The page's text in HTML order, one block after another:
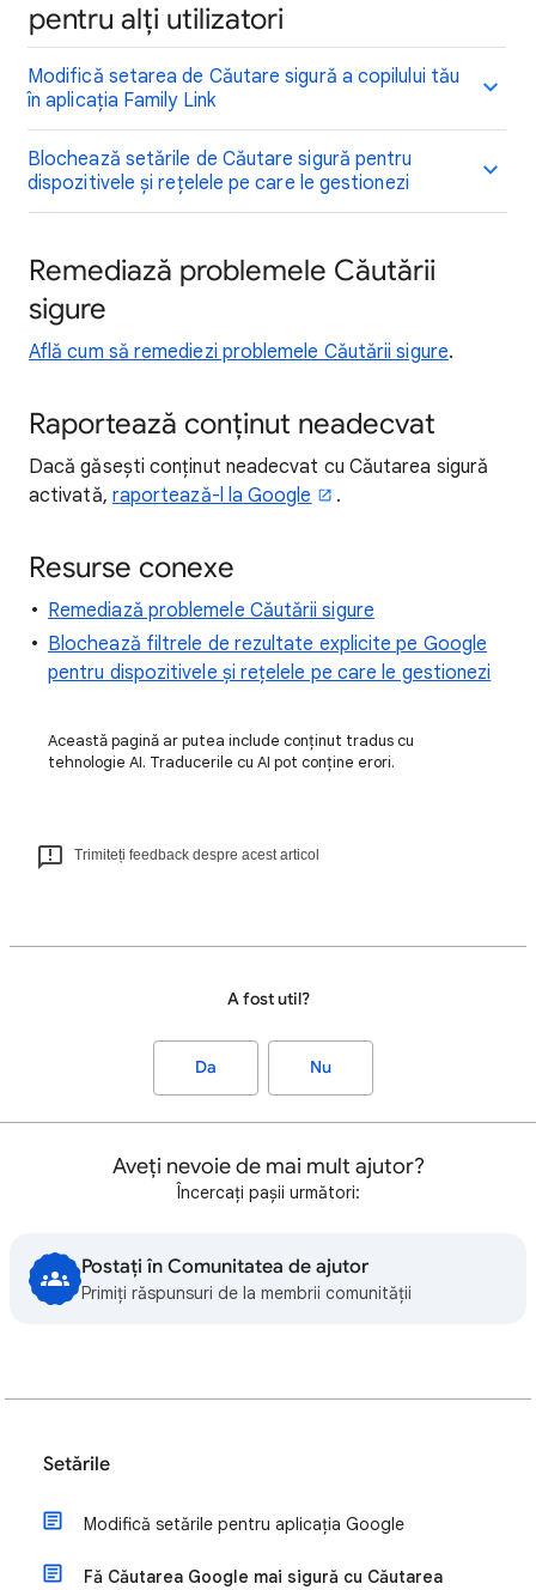
pentru alți utilizatori
Modifică setarea de Căutare sigură a copilului tău
în aplicația Family Link
Blochează setările de Căutare sigură pentru
dispozitivele și rețelele pe care le gestionezi
Remediază problemele Căutării
sigure
Află cum să remediezi problemele Căutării sigure.
Raportează conținut neadecvat
Dacă găsești conținut neadecvat cu Căutarea sigură
activată, raportează-l la Google .
Resurse conexe
Remediază problemele Căutării sigure
Blochează filtrele de rezultate explicite pe Google
pentru dispozitivele și rețelele pe care le gestionezi
Această pagină ar putea include conținut tradus cu
tehnologie AI. Traducerile cu AI pot conține erori.
Trimiteți feedback despre acest articol
A fost util?
Da Nu
Aveți nevoie de mai mult ajutor?
Încercați pașii următori:
Postați în Comunitatea de ajutor
Primiți răspunsuri de la membrii comunității
Setările
Modifică setările pentru aplicația Google
Fă Căutarea Google mai sigură cu Căutarea